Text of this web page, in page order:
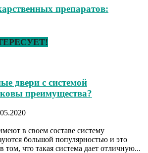
препаратов:
двери с системой
преимущества?
в своем составе систему
большой популярностью и это
том, что такая система дает отличную...